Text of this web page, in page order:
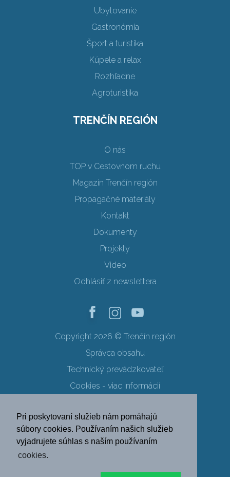
Pri poskytovaní služieb nám pomáhajú
súbory cookies. Používaním našich služieb
vyjadrujete súhlas s naším používaním
cookies.
Ubytovanie
Gastronómia
Šport a turistika
Kúpele a relax
Rozhľadne
Agroturistika
TRENČÍN REGIÓN
O nás
TOP v Cestovnom ruchu
Magazín Trenčín región
Propagačné materiály
Kontakt
Dokumenty
Projekty
Video
Odhlásiť z newslettera
Copyright 2026 © Trenčín región
Správca obsahu
Technický prevádzkovateľ
Cookies - viac informácií
Ochrana osobných údajov
SK EN DE
PL